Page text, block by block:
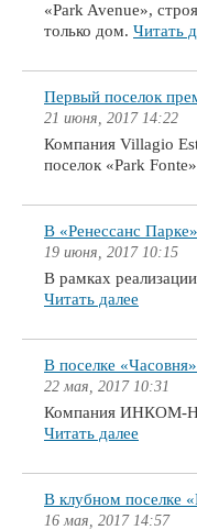
«Park Avenue»,
только дом. Читать
Первый поселок
21 июня, 2017 14:22
Компания Villagio
поселок «Park
В «Ренессанс
19 июня, 2017 10:15
В рамках
Читать далее
В поселке
22 мая, 2017 10:31
Компания ИНКОМ-
Читать далее
В клубном поселке
16 мая, 2017 14:57